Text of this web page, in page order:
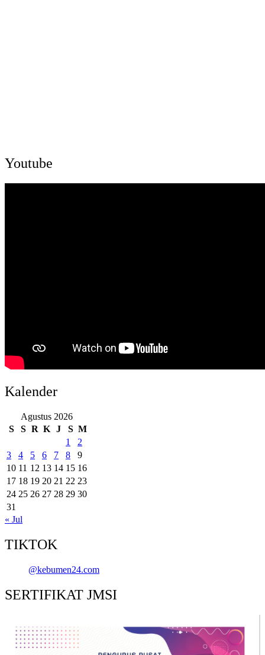
Youtube
Kalender
Agustus 2026
S
S R K J S M
1
2
3
4 5 6 7 8
9
10 11 12 13 14 15 16
17 18 19 20 21 22 23
24 25 26 27 28 29 30
31
« Jul
TIKTOK
@kebumen24.com
SERTIFIKAT JMSI